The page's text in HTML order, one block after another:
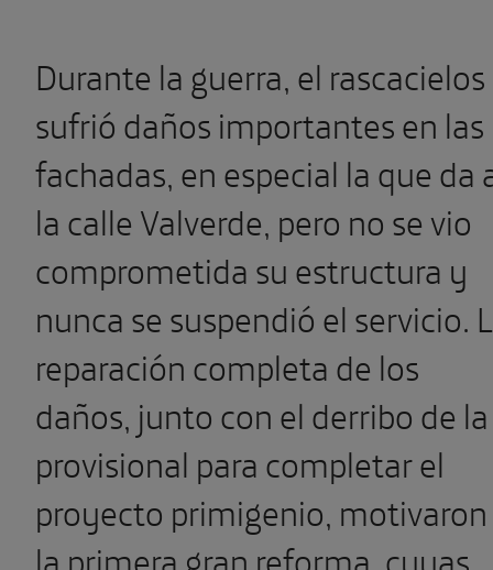
Durante la guerra, el rascacielos
sufrió daños importantes en las
fachadas, en especial la que da
la calle Valverde, pero no se vio
comprometida su estructura y
nunca se suspendió el servicio.
reparación completa de los
daños, junto con el derribo de la
provisional para completar el
proyecto primigenio, motivaron
la primera gran reforma, cuyas